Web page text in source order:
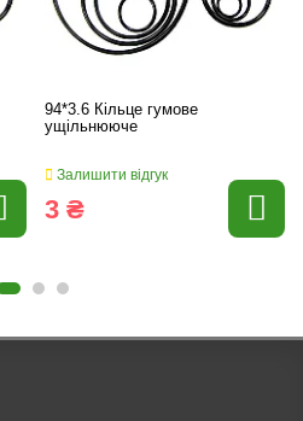
94*3.6 Кільце гумове
ущільнююче
Залишити відгук
3 ₴